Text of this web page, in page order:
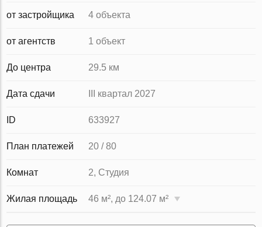
от застройщика 4 объекта
от агентств 1 объект
До центра 29.5 км
Дата сдачи III квартал 2027
ID 633927
План платежей 20 / 80
Комнат 2, Студия
Жилая площадь 46 м², до 124.07 м²